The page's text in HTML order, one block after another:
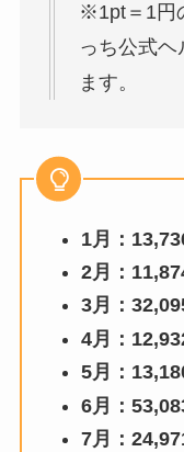
※1pt＝1円
っち公式
ます。
1月：
2月：
3月：
4月：
5月：
6月：
7月：